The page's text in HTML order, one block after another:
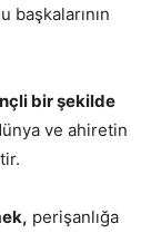
başkalarının
bir şekilde
ve ahiretin
perişanlığa